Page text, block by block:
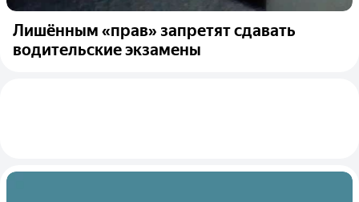
Лишённым «прав» запретят сдавать
водительские экзамены